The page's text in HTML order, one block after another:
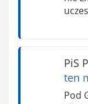
PiS
ten
Pod